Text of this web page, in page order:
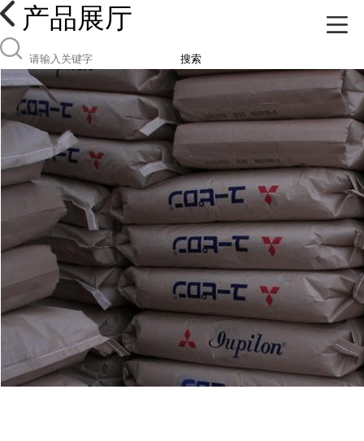
产品展厅
搜索